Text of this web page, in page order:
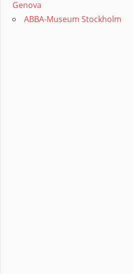
Genova
ABBA-Museum Stockholm